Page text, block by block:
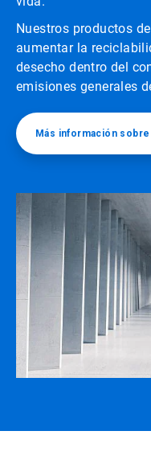
Nuestros productos
aumentar la
desecho dentro del
emisiones generales
Más información